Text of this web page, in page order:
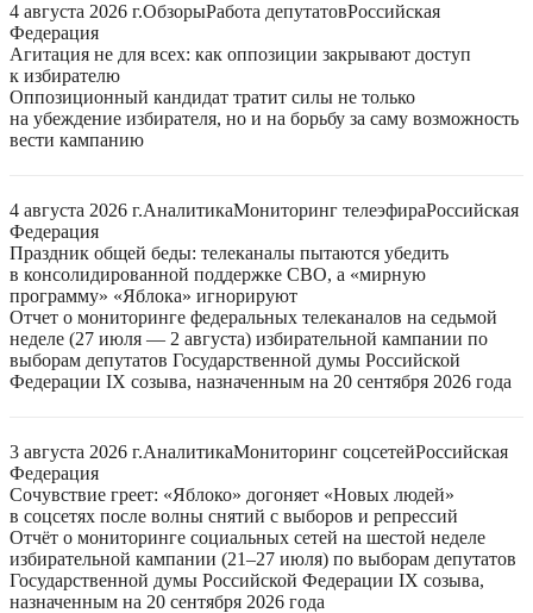
4 августа 2026 г.ОбзорыРабота депутатовРоссийская
Федерация
Агитация не для всех: как оппозиции закрывают доступ
к избирателю
Оппозиционный кандидат тратит силы не только
на убеждение избирателя, но и на борьбу за саму возможность
вести кампанию
4 августа 2026 г.АналитикаМониторинг телеэфираРоссийская
Федерация
Праздник общей беды: телеканалы пытаются убедить
в консолидированной поддержке СВО, а «мирную
программу» «Яблока» игнорируют
Отчет о мониторинге федеральных телеканалов на седьмой
неделе (27 июля — 2 августа) избирательной кампании по
выборам депутатов Государственной думы Российской
Федерации IX созыва, назначенным на 20 сентября 2026 года
3 августа 2026 г.АналитикаМониторинг соцсетейРоссийская
Федерация
Сочувствие греет: «Яблоко» догоняет «Новых людей»
в соцсетях после волны снятий с выборов и репрессий
Отчёт о мониторинге социальных сетей на шестой неделе
избирательной кампании (21–27 июля) по выборам депутатов
Государственной думы Российской Федерации IX созыва,
назначенным на 20 сентября 2026 года